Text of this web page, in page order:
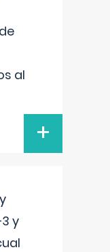
al
+
y